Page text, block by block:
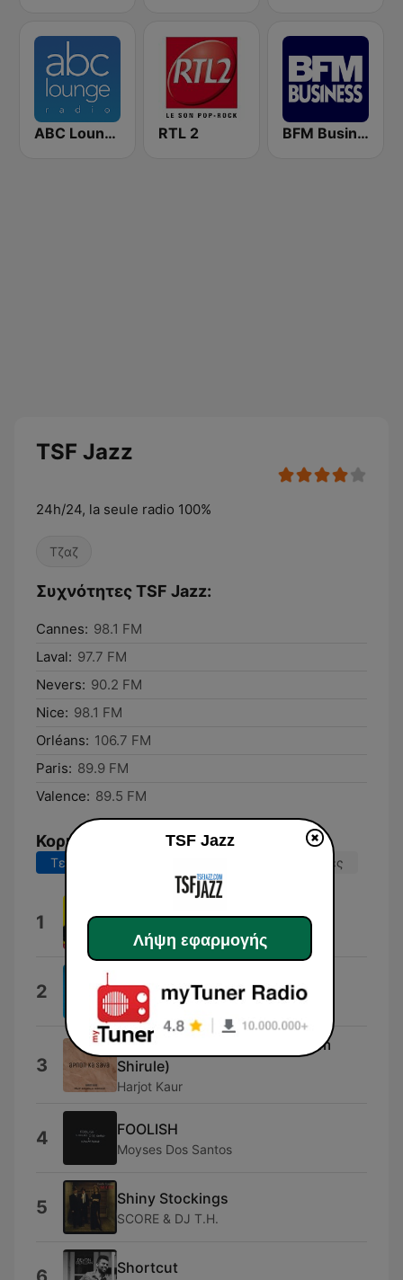
ABC Lounge Jazz RTL 2 BFM Business 100.8 FM
TSF Jazz
24h/24, la seule radio 100%
Τζαζ
Συχνότητες TSF Jazz:
Cannes: 98.1 FM
Laval: 97.7 FM
Nevers: 90.2 FM
Nice: 98.1 FM
Orléans: 106.7 FM
Paris: 89.9 FM
Valence: 89.5 FM
Κορυφαία τραγούδια
Τελευταίες 7 ημέρες Τελευταίες 30 ημέρες
1 The Hucklebuck
Quincy Jones and His Orchestra
2 Só Danço Samba
Eliane Elias
3
Apnon Ka Saya (feat. Shubham
Shirule)
Harjot Kaur
4 FOOLISH
Moyses Dos Santos
5 Shiny Stockings
SCORE & DJ T.H.
Shortcut
TSF Jazz
Λήψη εφαρμογής